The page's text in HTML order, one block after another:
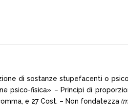
di sostanze stupefacenti o
psico-fisica» – Principi di
e 27 Cost. – Non fondatezza